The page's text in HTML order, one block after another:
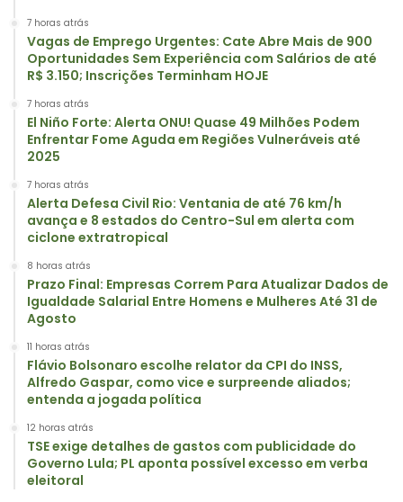
7 horas atrás
Vagas de Emprego Urgentes: Cate Abre Mais de 900
Oportunidades Sem Experiência com Salários de até
R$ 3.150; Inscrições Terminham HOJE
7 horas atrás
El Niño Forte: Alerta ONU! Quase 49 Milhões Podem
Enfrentar Fome Aguda em Regiões Vulneráveis até
2025
7 horas atrás
Alerta Defesa Civil Rio: Ventania de até 76 km/h
avança e 8 estados do Centro-Sul em alerta com
ciclone extratropical
8 horas atrás
Prazo Final: Empresas Correm Para Atualizar Dados de
Igualdade Salarial Entre Homens e Mulheres Até 31 de
Agosto
11 horas atrás
Flávio Bolsonaro escolhe relator da CPI do INSS,
Alfredo Gaspar, como vice e surpreende aliados;
entenda a jogada política
12 horas atrás
TSE exige detalhes de gastos com publicidade do
Governo Lula; PL aponta possível excesso em verba
eleitoral